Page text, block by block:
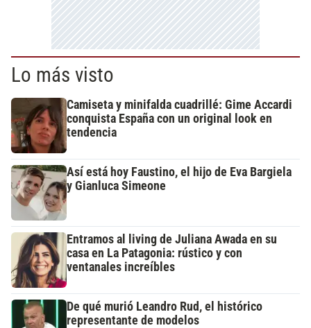
Lo más visto
Camiseta y minifalda cuadrillé: Gime Accardi
conquista España con un original look en
tendencia
Así está hoy Faustino, el hijo de Eva Bargiela
y Gianluca Simeone
Entramos al living de Juliana Awada en su
casa en La Patagonia: rústico y con
ventanales increíbles
De qué murió Leandro Rud, el histórico
representante de modelos